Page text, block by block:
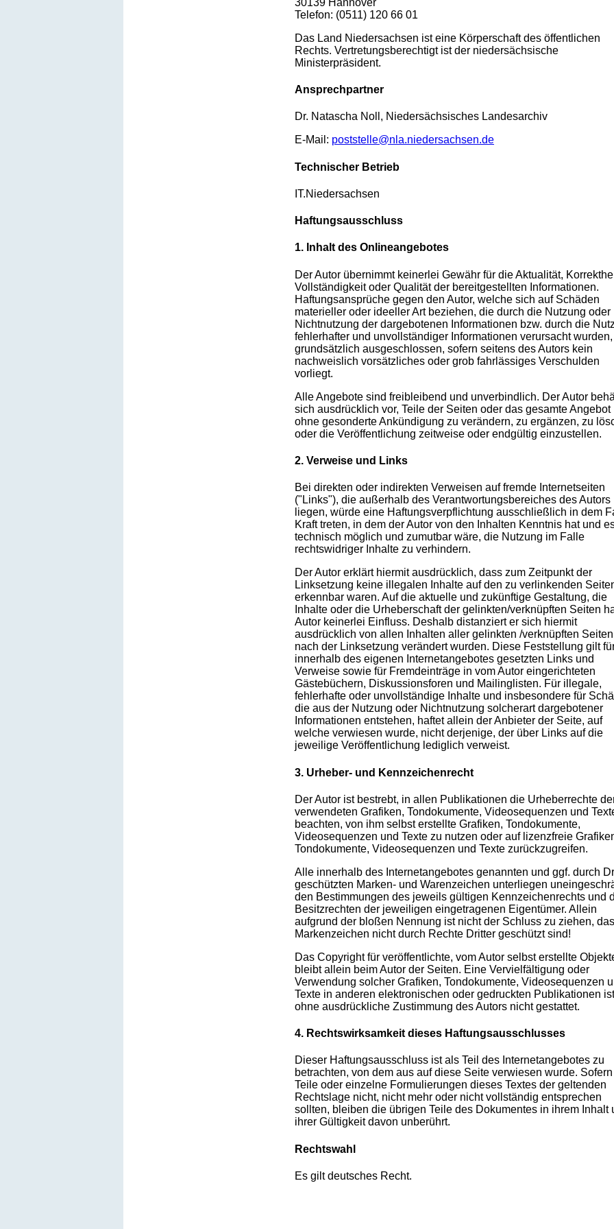
Telefon: (0511) 120 66 01
Das Land Niedersachsen ist eine Körperschaft des öffentlichen
Rechts. Vertretungsberechtigt ist der niedersächsische
Ministerpräsident.
Ansprechpartner
Dr. Natascha Noll, Niedersächsisches Landesarchiv
E-Mail: poststelle@nla.niedersachsen.de
Technischer Betrieb
IT.Niedersachsen
Haftungsausschluss
1. Inhalt des Onlineangebotes
Der Autor übernimmt keinerlei Gewähr für die Aktualität,
Vollständigkeit oder Qualität der bereitgestellten Informationen.
Haftungsansprüche gegen den Autor, welche sich auf Schäden
materieller oder ideeller Art beziehen, die durch die Nutzung oder
Nichtnutzung der dargebotenen Informationen bzw. durch die
fehlerhafter und unvollständiger Informationen verursacht
grundsätzlich ausgeschlossen, sofern seitens des Autors kein
nachweislich vorsätzliches oder grob fahrlässiges Verschulden
vorliegt.
Alle Angebote sind freibleibend und unverbindlich. Der Autor
sich ausdrücklich vor, Teile der Seiten oder das gesamte Angebot
ohne gesonderte Ankündigung zu verändern, zu ergänzen, zu
oder die Veröffentlichung zeitweise oder endgültig einzustellen.
2. Verweise und Links
Bei direkten oder indirekten Verweisen auf fremde Internetseiten
("Links"), die außerhalb des Verantwortungsbereiches des Autors
liegen, würde eine Haftungsverpflichtung ausschließlich in dem
Kraft treten, in dem der Autor von den Inhalten Kenntnis hat und
technisch möglich und zumutbar wäre, die Nutzung im Falle
rechtswidriger Inhalte zu verhindern.
Der Autor erklärt hiermit ausdrücklich, dass zum Zeitpunkt der
Linksetzung keine illegalen Inhalte auf den zu verlinkenden
erkennbar waren. Auf die aktuelle und zukünftige Gestaltung, die
Inhalte oder die Urheberschaft der gelinkten/verknüpften Seiten
Autor keinerlei Einfluss. Deshalb distanziert er sich hiermit
ausdrücklich von allen Inhalten aller gelinkten /verknüpften
nach der Linksetzung verändert wurden. Diese Feststellung gilt
innerhalb des eigenen Internetangebotes gesetzten Links und
Verweise sowie für Fremdeinträge in vom Autor eingerichteten
Gästebüchern, Diskussionsforen und Mailinglisten. Für illegale,
fehlerhafte oder unvollständige Inhalte und insbesondere für
die aus der Nutzung oder Nichtnutzung solcherart dargebotener
Informationen entstehen, haftet allein der Anbieter der Seite, auf
welche verwiesen wurde, nicht derjenige, der über Links auf die
jeweilige Veröffentlichung lediglich verweist.
3. Urheber- und Kennzeichenrecht
Der Autor ist bestrebt, in allen Publikationen die Urheberrechte
verwendeten Grafiken, Tondokumente, Videosequenzen und
beachten, von ihm selbst erstellte Grafiken, Tondokumente,
Videosequenzen und Texte zu nutzen oder auf lizenzfreie
Tondokumente, Videosequenzen und Texte zurückzugreifen.
Alle innerhalb des Internetangebotes genannten und ggf. durch
geschützten Marken- und Warenzeichen unterliegen
den Bestimmungen des jeweils gültigen Kennzeichenrechts und
Besitzrechten der jeweiligen eingetragenen Eigentümer. Allein
aufgrund der bloßen Nennung ist nicht der Schluss zu ziehen,
Markenzeichen nicht durch Rechte Dritter geschützt sind!
Das Copyright für veröffentlichte, vom Autor selbst erstellte
bleibt allein beim Autor der Seiten. Eine Vervielfältigung oder
Verwendung solcher Grafiken, Tondokumente, Videosequenzen
Texte in anderen elektronischen oder gedruckten Publikationen ist
ohne ausdrückliche Zustimmung des Autors nicht gestattet.
4. Rechtswirksamkeit dieses Haftungsausschlusses
Dieser Haftungsausschluss ist als Teil des Internetangebotes zu
betrachten, von dem aus auf diese Seite verwiesen wurde. Sofern
Teile oder einzelne Formulierungen dieses Textes der geltenden
Rechtslage nicht, nicht mehr oder nicht vollständig entsprechen
sollten, bleiben die übrigen Teile des Dokumentes in ihrem Inhalt
ihrer Gültigkeit davon unberührt.
Rechtswahl
Es gilt deutsches Recht.